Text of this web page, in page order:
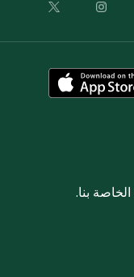
الخاصة بنا.